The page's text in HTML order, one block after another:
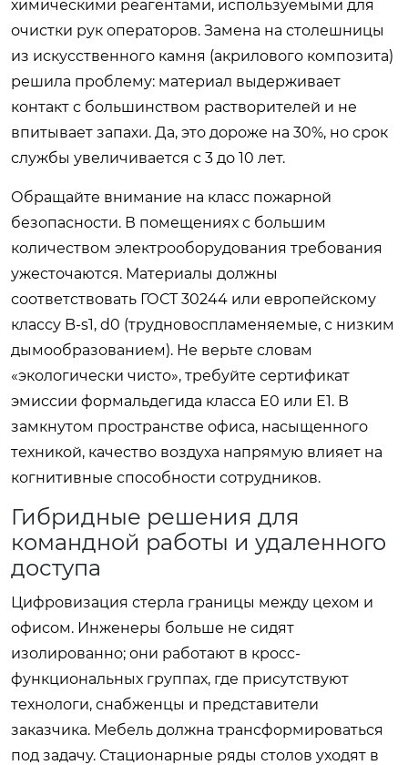
химическими реагентами, используемыми для
очистки рук операторов. Замена на столешницы
из искусственного камня (акрилового композита)
решила проблему: материал выдерживает
контакт с большинством растворителей и не
впитывает запахи. Да, это дороже на 30%, но срок
службы увеличивается с 3 до 10 лет.
Обращайте внимание на класс пожарной
безопасности. В помещениях с большим
количеством электрооборудования требования
ужесточаются. Материалы должны
соответствовать ГОСТ 30244 или европейскому
классу B-s1, d0 (трудновоспламеняемые, с низким
дымообразованием). Не верьте словам
«экологически чисто», требуйте сертификат
эмиссии формальдегида класса E0 или E1. В
замкнутом пространстве офиса, насыщенного
техникой, качество воздуха напрямую влияет на
когнитивные способности сотрудников.
Гибридные решения для
командной работы и удаленного
доступа
Цифровизация стерла границы между цехом и
офисом. Инженеры больше не сидят
изолированно; они работают в кросс-
функциональных группах, где присутствуют
технологи, снабженцы и представители
заказчика. Мебель должна трансформироваться
под задачу. Стационарные ряды столов уходят в